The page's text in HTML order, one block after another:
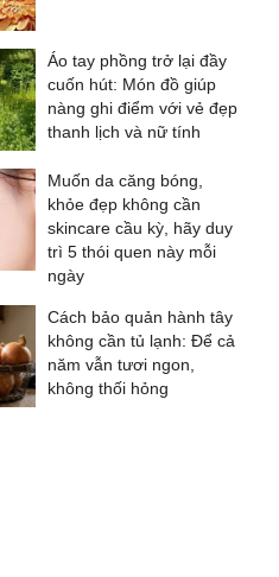
Áo tay phồng trở lại đầy
cuốn hút: Món đồ giúp
nàng ghi điểm với vẻ đẹp
thanh lịch và nữ tính
Muốn da căng bóng,
khỏe đẹp không cần
skincare cầu kỳ, hãy duy
trì 5 thói quen này mỗi
ngày
Cách bảo quản hành tây
không cần tủ lạnh: Để cả
năm vẫn tươi ngon,
không thối hỏng